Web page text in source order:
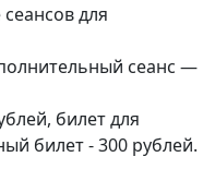
для
сеанс —
билет для
билет - 300 рублей.